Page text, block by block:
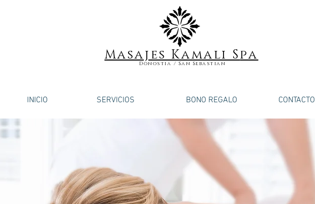
Masajes Kamali Spa
Donostia / San Sebastian
INICIO SERVICIOS BONO REGALO CONTACTO